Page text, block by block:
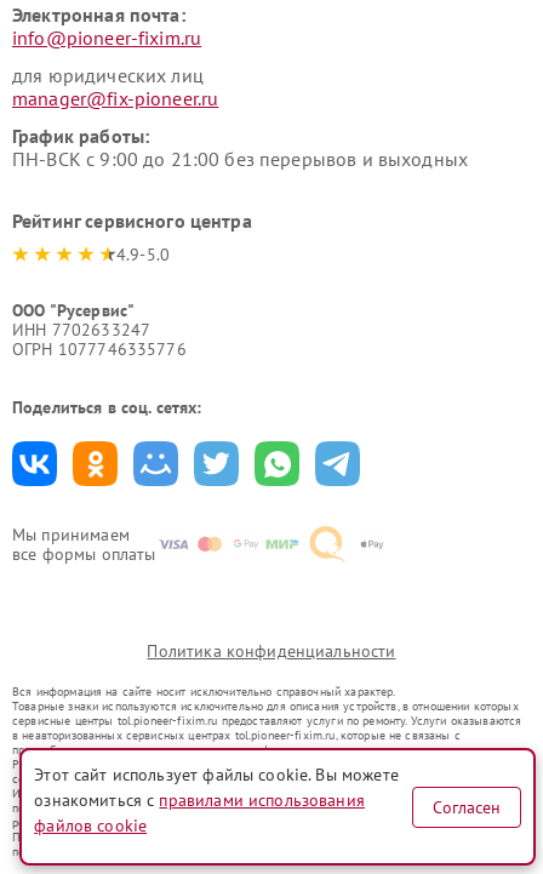
Мы принимаем
все формы оплаты
Электронная почта:
info@pioneer-fixim.ru
для юридических лиц
manager@fix-pioneer.ru
График работы:
ПН-ВСК с 9:00 до 21:00 без перерывов и выходных
Рейтинг сервисного центра
4.9-5.0
ООО "Русервис"
ИНН 7702633247
ОГРН 1077746335776
Поделиться в соц. сетях:
Политика конфиденциальности
Вся информация на сайте носит исключительно справочный характер.
Товарные знаки используются исключительно для описания устройств, в отношении которых
сервисные центры tol.pioneer-fixim.ru предоставляют услуги по ремонту. Услуги оказываются
в неавторизованных сервисных центрах tol.pioneer-fixim.ru, которые не связаны с
правообладателями товарных знаков или их официальными представителями.
Ремонт осуществляется для устройств, уже введенных в гражданский оборот в соответствии
со статьей 1487 ГК РФ.
Использование товарных знаков не преследует цели индивидуализации услуг или введения
потребителей в заблуждение, а служит для информирования о предоставляемых услугах по
ремонту техники указанных брендов.
Представленная на сайте информация не является публичной офертой, определяемой
положениями Статьи 437(2) Гражданского кодекса РФ
Этот сайт использует файлы cookie. Вы можете
ознакомиться с правилами использования
файлов cookie
Согласен